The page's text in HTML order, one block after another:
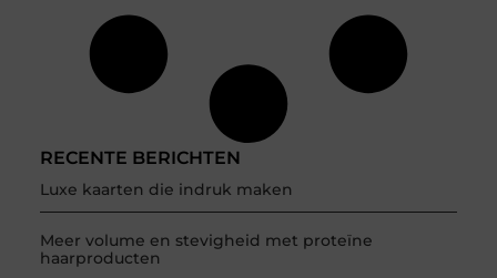
RECENTE BERICHTEN
Luxe kaarten die indruk maken
Meer volume en stevigheid met proteïne
haarproducten